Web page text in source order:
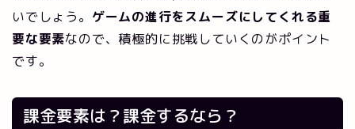
いでしょう。 ゲームの進行をスムーズにしてくれる重
要な要素なので、積極的に挑戦していくのがポイント
です。
課金要素は？課金するなら？